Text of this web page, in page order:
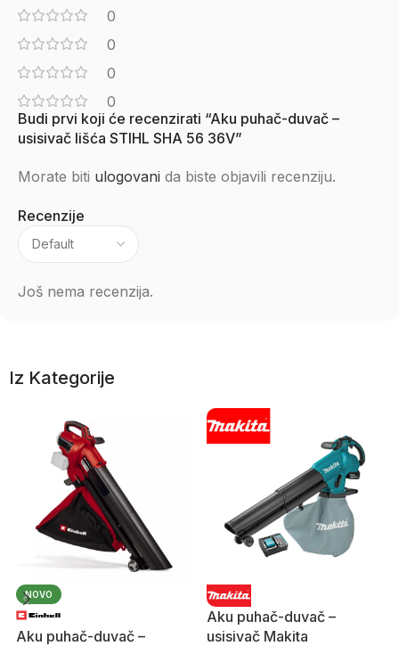
0
0
0
0
Recenzije
Još nema recenzija.
Budi prvi koji će recenzirati “Aku puhač-duvač –
usisivač lišća STIHL SHA 56 36V”
Morate biti ulogovani da biste objavili recenziju.
Iz Kategorije
NOVO
Aku puhač-duvač –
Aku puhač-duvač –
usisivač Makita